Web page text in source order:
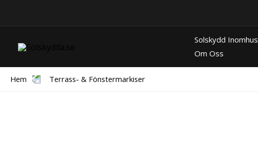
Solskydd Inomhus
Om Oss
Hem Terrass- & Fönstermarkiser